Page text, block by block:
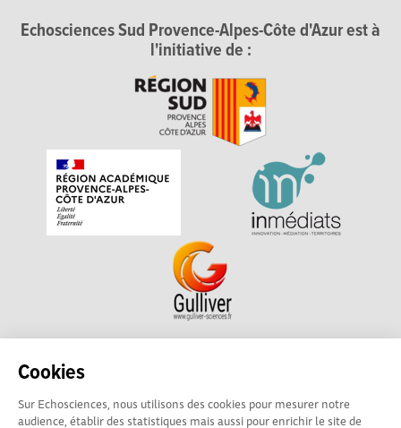
Cookies
Sur Echosciences, nous utilisons des cookies pour mesurer notre
audience, établir des statistiques mais aussi pour enrichir le site de
Echosciences Sud Provence-Alpes-Côte d'Azur est à
l'initiative de :
Echosciences Sud Provence-Alpes-Côte d'Azur est à
académique pour la Recherche et l'Innovation Provence-